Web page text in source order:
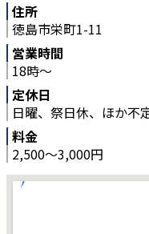
住所
徳島市栄町1-11
営業時間
18時～
定休日
日曜、祭日休、ほか不
料金
2,500～3,000円